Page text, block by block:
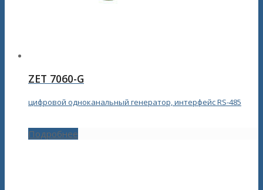
ZET 7060-G
цифровой одноканальный генератор, интерфейс RS-485
Подробнее